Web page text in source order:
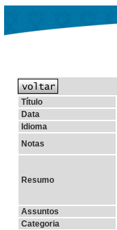
Título
Data
Idioma
Notas
Resumo
Assuntos
Categoria